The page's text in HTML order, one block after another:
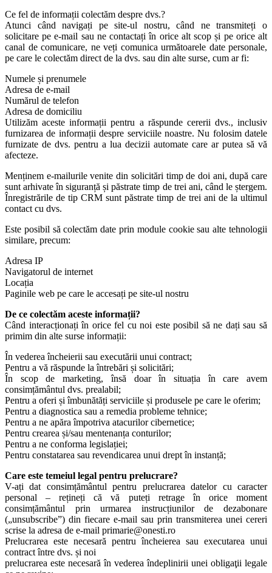
Ce fel de informații colectăm despre dvs.?
Atunci când navigați pe site-ul nostru, când ne transmiteți o
solicitare pe e-mail sau ne contactați în orice alt scop și pe orice alt
canal de comunicare, ne veți comunica următoarele date personale,
pe care le colectăm direct de la dvs. sau din alte surse, cum ar fi:
Numele și prenumele
Adresa de e-mail
Numărul de telefon
Adresa de domiciliu
Utilizăm aceste informații pentru a răspunde cererii dvs., inclusiv
furnizarea de informații despre serviciile noastre. Nu folosim datele
furnizate de dvs. pentru a lua decizii automate care ar putea să vă
afecteze.
Menținem e-mailurile venite din solicitări timp de doi ani, după care
sunt arhivate în siguranță și păstrate timp de trei ani, când le ștergem.
Înregistrările de tip CRM sunt păstrate timp de trei ani de la ultimul
contact cu dvs.
Este posibil să colectăm date prin module cookie sau alte tehnologii
similare, precum:
Adresa IP
Navigatorul de internet
Locația
Paginile web pe care le accesați pe site-ul nostru
De ce colectăm aceste informații?
Când interacționați în orice fel cu noi este posibil să ne dați sau să
primim din alte surse informații:
În vederea încheierii sau executării unui contract;
Pentru a vă răspunde la întrebări și solicitări;
În scop de marketing, însă doar în situația în care avem
consimțământul dvs. prealabil;
Pentru a oferi și îmbunătăți serviciile și produsele pe care le oferim;
Pentru a diagnostica sau a remedia probleme tehnice;
Pentru a ne apăra împotriva atacurilor cibernetice;
Pentru crearea și/sau mentenanța conturilor;
Pentru a ne conforma legislației;
Pentru constatarea sau revendicarea unui drept în instanță;
Care este temeiul legal pentru prelucrare?
V-ați dat consimțământul pentru prelucrarea datelor cu caracter
personal – rețineți că vă puteți retrage în orice moment
consimțământul prin urmarea instrucțiunilor de dezabonare
(„unsubscribe”) din fiecare e-mail sau prin transmiterea unei cereri
scrise la adresa de e-mail primarie@onesti.ro
Prelucrarea este necesară pentru încheierea sau executarea unui
contract între dvs. și noi
prelucrarea este necesară în vederea îndeplinirii unei obligaţii legale